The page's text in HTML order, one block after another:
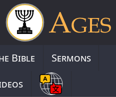
Bible
Sermons